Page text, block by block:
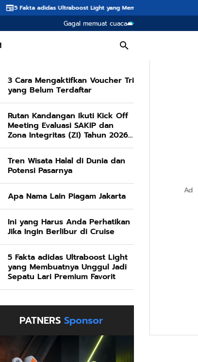
Ultraboost Light yang Membuatnya Unggul Jadi Sepatu Lari
Gagal memuat cuaca
3 Cara Mengaktifkan Voucher Tri
yang Belum Terdaftar
Rutan Kandangan Ikuti Kick Off
Meeting Evaluasi SAKIP dan
Zona Integritas (ZI) Tahun 2026
Secara Daring
Tren Wisata Halal di Dunia dan
Potensi Pasarnya
Apa Nama Lain Piagam Jakarta
Ini yang Harus Anda Perhatikan
Jika Ingin Berlibur di Cruise
5 Fakta adidas Ultraboost Light
yang Membuatnya Unggul Jadi
Sepatu Lari Premium Favorit
PATNERS Sponsor
Ad